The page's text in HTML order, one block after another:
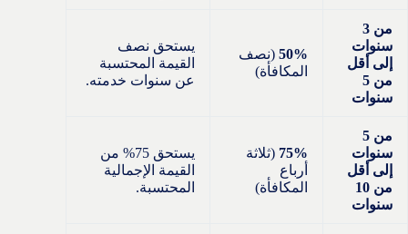
من 3
سنوات
إلى أقل
من 5
سنوات
50% (نصف
المكافأة)
يستحق نصف
القيمة المحتسبة
عن سنوات خدمته.
من 5
سنوات
إلى أقل
من 10
سنوات
75% (ثلاثة
أرباع
المكافأة)
يستحق 75% من
القيمة الإجمالية
المحتسبة.